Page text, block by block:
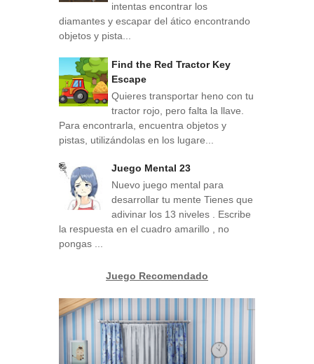
intentas encontrar los
diamantes y escapar del ático encontrando
objetos y pista...
Find the Red Tractor Key
Escape
Quieres transportar heno con tu
tractor rojo, pero falta la llave.
Para encontrarla, encuentra objetos y
pistas, utilizándolas en los lugare...
Juego Mental 23
Nuevo juego mental para
desarrollar tu mente Tienes que
adivinar los 13 niveles . Escribe
la respuesta en el cuadro amarillo , no
pongas ...
Juego Recomendado